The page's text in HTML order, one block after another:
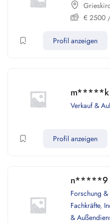
€ 2500
Profil anzeigen
m*****k
Verkauf &
Profil anzeigen
n*****9
Forschung
Fachkräfte,
&